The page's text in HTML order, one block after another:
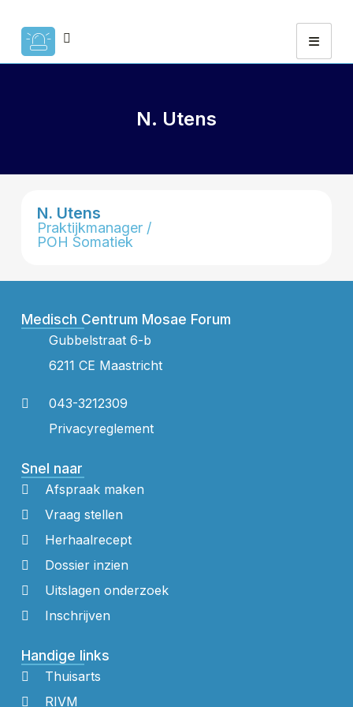
N. Utens
N. Utens
Praktijkmanager /
POH Somatiek
Medisch Centrum Mosae Forum
Gubbelstraat 6-b
6211 CE Maastricht
043-3212309
Privacyreglement
Snel naar
Afspraak maken
Vraag stellen
Herhaalrecept
Dossier inzien
Uitslagen onderzoek
Inschrijven
Handige links
Thuisarts
RIVM